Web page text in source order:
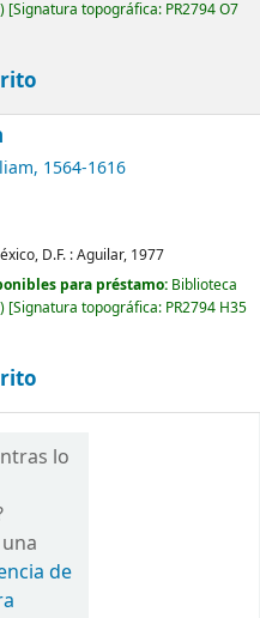
Signatura topográfica: PR2794 O7
, 1564-1616
D.F. :Aguilar, 1977
para préstamo: Biblioteca
Signatura topográfica: PR2794 H35
lo
de